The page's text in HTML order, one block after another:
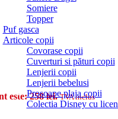
Somiere
Topper
Puf gasca
Articole copii
Covorase copii
Cuverturi si pături copii
Lenjerii copii
Lenjerii bebelusi
Prosoape plaja copii
Colectia Disney cu
este: 258 lei. TVA inclus